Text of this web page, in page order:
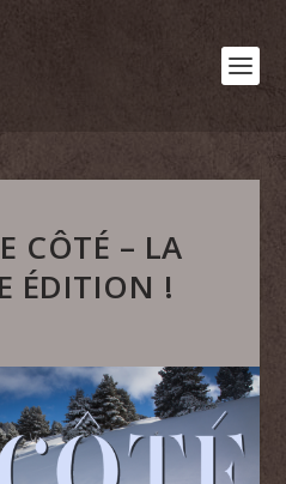
CÔTÉ – LA
ÉDITION !